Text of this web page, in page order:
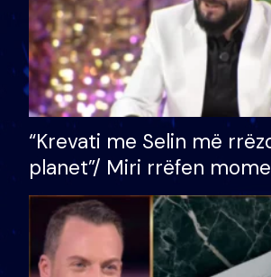
“Krevati me Selin më
planet”/ Miri rrëfen
bukura në shtëpinë e BB
mungojë zilja e